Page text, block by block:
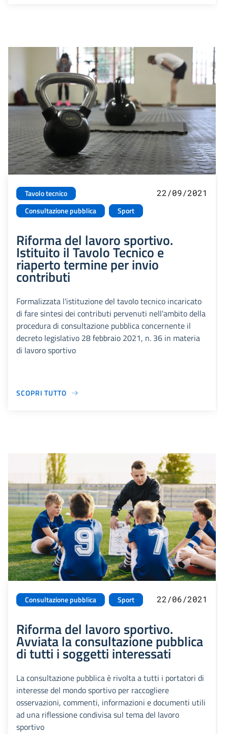
Tavolo tecnico
Consultazione pubblica
Sport
22/09/2021
Riforma del lavoro sportivo.
Istituito il Tavolo Tecnico e
riaperto termine per invio
contributi
Formalizzata l'istituzione del tavolo tecnico incaricato
di fare sintesi dei contributi pervenuti nell'ambito della
procedura di consultazione pubblica concernente il
decreto legislativo 28 febbraio 2021, n. 36 in materia
di lavoro sportivo
SCOPRI TUTTO
Consultazione pubblica Sport 22/06/2021
Riforma del lavoro sportivo.
Avviata la consultazione pubblica
di tutti i soggetti interessati
La consultazione pubblica è rivolta a tutti i portatori di
interesse del mondo sportivo per raccogliere
osservazioni, commenti, informazioni e documenti utili
ad una riflessione condivisa sul tema del lavoro
sportivo